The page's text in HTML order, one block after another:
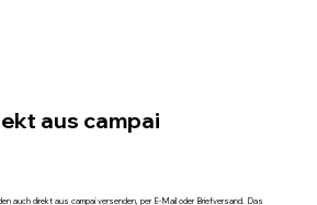
aus campai
auch direkt aus campai versenden, per E-Mail oder Briefversand. Das